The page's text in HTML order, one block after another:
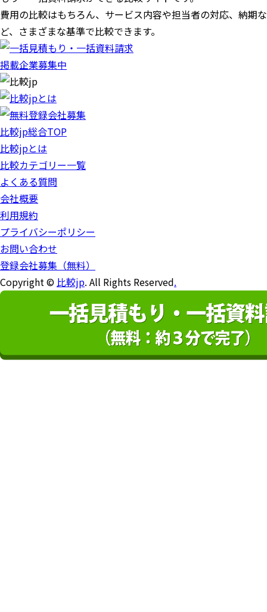
費用の比較はもちろん、サービス内容や担当者の対応、納期な
ど、さまざまな基準で比較できます。
掲載企業募集中
比較jp総合TOP
比較jpとは
比較カテゴリー一覧
よくある質問
会社概要
利用規約
プライバシーポリシー
お問い合わせ
登録会社募集（無料）
Copyright ©比較jp. All Rights Reserved.